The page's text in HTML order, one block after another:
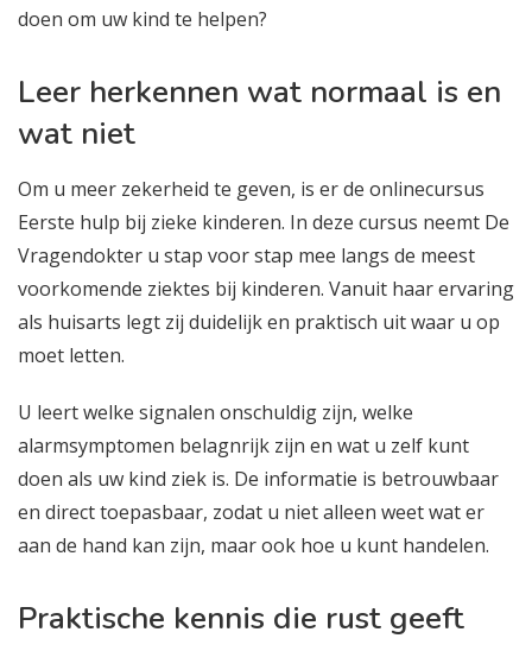
doen om uw kind te helpen?
Leer herkennen wat normaal is en
wat niet
Om u meer zekerheid te geven, is er de onlinecursus
Eerste hulp bij zieke kinderen. In deze cursus neemt De
Vragendokter u stap voor stap mee langs de meest
voorkomende ziektes bij kinderen. Vanuit haar ervaring
als huisarts legt zij duidelijk en praktisch uit waar u op
moet letten.
U leert welke signalen onschuldig zijn, welke
alarmsymptomen belagnrijk zijn en wat u zelf kunt
doen als uw kind ziek is. De informatie is betrouwbaar
en direct toepasbaar, zodat u niet alleen weet wat er
aan de hand kan zijn, maar ook hoe u kunt handelen.
Praktische kennis die rust geeft